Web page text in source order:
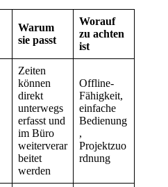
Warum
sie passt
Worauf
zu achten
ist
Zeiten
können
direkt
unterwegs
erfasst und
im Büro
weiterverar
beitet
werden
Offline-
Fähigkeit,
einfache
Bedienung
,
Projektzuo
rdnung